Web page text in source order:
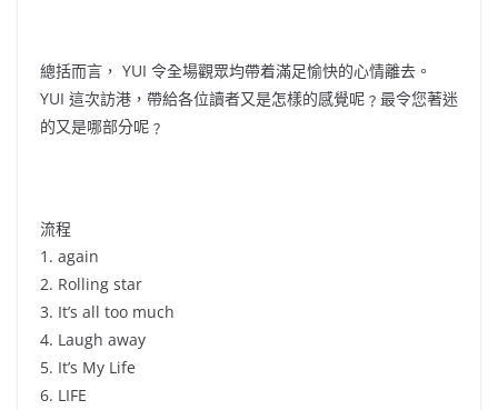
總括而言， YUI 令全場觀眾均帶着滿足愉快的心情離去。
YUI 這次訪港，帶給各位讀者又是怎樣的感覺呢﹖最令您著迷
的又是哪部分呢﹖
流程
1. again
2. Rolling star
3. It’s all too much
4. Laugh away
5. It’s My Life
6. LIFE